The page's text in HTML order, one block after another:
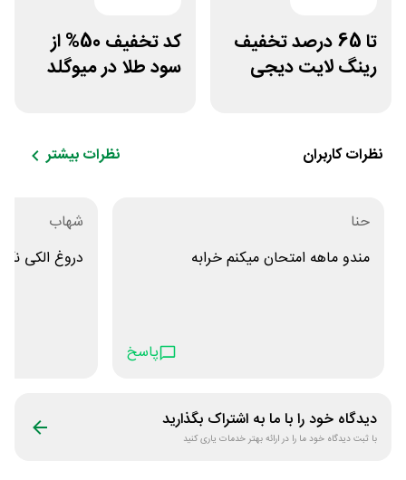
تا 65 درصد تخفیف
رینگ لایت دیجی
کد تخفیف 50% از
سود طلا در میوگلد
نظرات کاربران نظرات بیشتر
حنا
مندو ماهه امتحان میکنم خرابه
پاسخ
شهاب
دروغ الکی
دیدگاه خود را با ما به اشتراک بگذارید
با ثبت دیدگاه خود ما را در ارائه بهتر خدمات یاری کنید